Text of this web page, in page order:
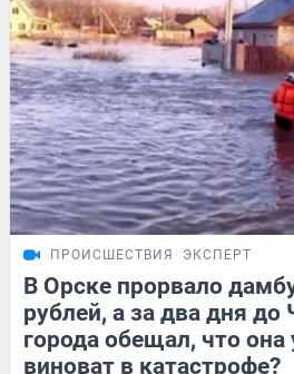
ПРОИСШЕСТВИЯ ЭКСПЕРТ
В Орске прорвало
рублей, а за два дня до
города обещал, что она
виноват в катастрофе?